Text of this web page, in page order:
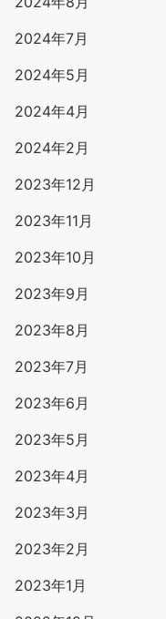
2024年7月
2024年5月
2024年4月
2024年2月
2023年12月
2023年11月
2023年10月
2023年9月
2023年8月
2023年7月
2023年6月
2023年5月
2023年4月
2023年3月
2023年2月
2023年1月